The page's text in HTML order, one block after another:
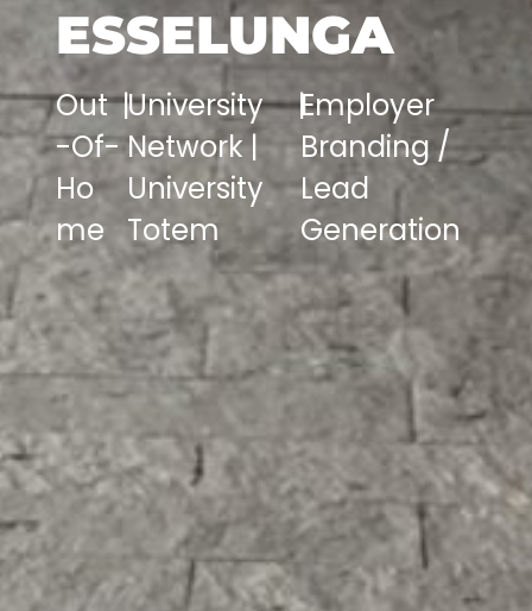
ESSELUNGA
Out
-Of-
Ho
me
|University
Network |
University
Totem
|Employer
Branding /
Lead
Generation